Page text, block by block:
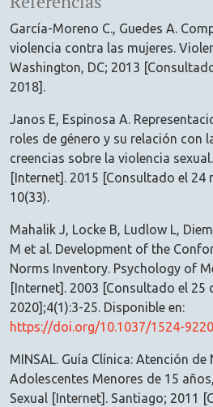
García-Moreno C., Guedes A.
violencia contra las mujeres.
Washington, DC; 2013
2018].
Janos E, Espinosa A.
roles de género y su relación con
creencias sobre la violencia
[Internet]. 2015 [Consultado el 24
10(33).
Mahalik J, Locke B, Ludlow L,
M et al. Development of the
Norms Inventory. Psychology of
[Internet]. 2003 [Consultado el 25
2020];4(1):3-25. Disponible en:
https://doi.org/10.1037/1524-
MINSAL. Guía Clínica: Atención de
Adolescentes Menores de 15
Sexual [Internet]. Santiago; 2011